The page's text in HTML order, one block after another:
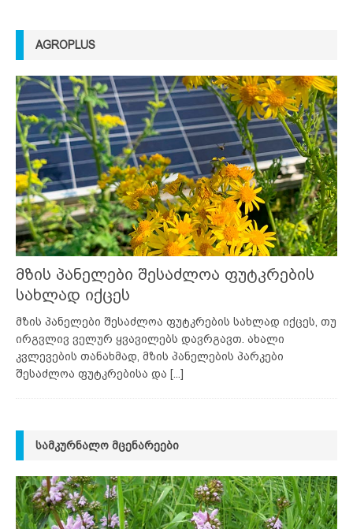
AGROPLUS
მზის პანელები შესაძლოა ფუტკრების
სახლად იქცეს
მზის პანელები შესაძლოა ფუტკრების სახლად იქცეს, თუ
ირგვლივ ველურ ყვავილებს დავრგავთ. ახალი
კვლევების თანახმად, მზის პანელების პარკები
შესაძლოა ფუტკრებისა და [...]
ᲡᲐᲛᲙᲣᲠᲜᲐᲚᲝ ᲛᲪᲔᲜᲐᲠᲔᲔᲑᲘ